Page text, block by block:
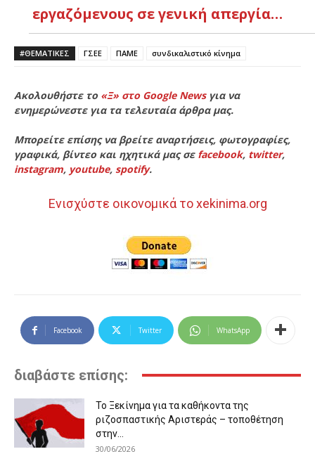
εργαζόμενους σε γενική απεργία…
#ΘΕΜΑΤΙΚΈΣ ΓΣΕΕ ΠΑΜΕ συνδικαλιστικό κίνημα
Ακολουθήστε το «Ξ» στο Google Newsγια να
ενημερώνεστε για τα τελευταία άρθρα μας.
Μπορείτε επίσης να βρείτε αναρτήσεις, φωτογραφίες,
γραφικά, βίντεο και ηχητικά μας σε facebook, twitter,
instagram, youtube, spotify.
Ενισχύστε οικονομικά το xekinima.org
Facebook Twitter WhatsApp
διαβάστε επίσης:
Το Ξεκίνημα για τα καθήκοντα της
ριζοσπαστικής Αριστεράς – τοποθέτηση
στην...
30/06/2026